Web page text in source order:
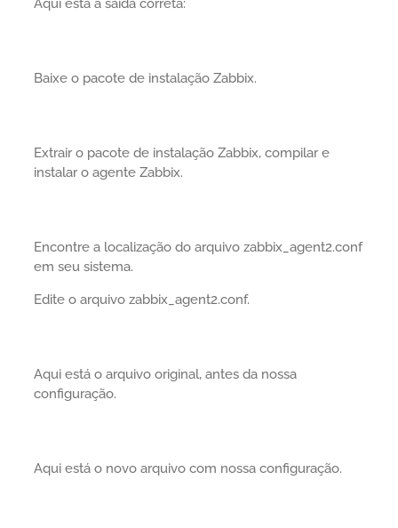
Aqui está a saída correta:
Baixe o pacote de instalação Zabbix.
Extrair o pacote de instalação Zabbix, compilar e
instalar o agente Zabbix.
Encontre a localização do arquivo zabbix_agent2.conf
em seu sistema.
Edite o arquivo zabbix_agent2.conf.
Aqui está o arquivo original, antes da nossa
configuração.
Aqui está o novo arquivo com nossa configuração.